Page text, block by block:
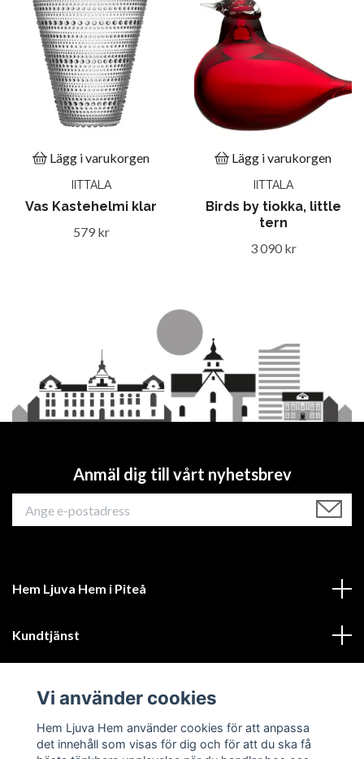
Lägg i varukorgen
IITTALA
Vas Kastehelmi klar
579 kr
Lägg i varukorgen
IITTALA
Birds by tiokka, little
tern
3 090 kr
Anmäl dig till vårt nyhetsbrev
Hem Ljuva Hem i Piteå
Kundtjänst
Sociala medier
Vi använder cookies
Hem Ljuva Hem använder cookies för att anpassa
det innehåll som visas för dig och för att du ska få